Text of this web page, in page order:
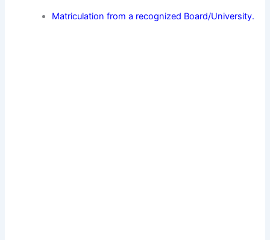
Matriculation from a recognized Board/University.